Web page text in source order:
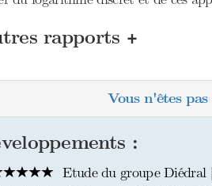
rapports +
Vous n'êtes
:
Etude du groupe Diédral